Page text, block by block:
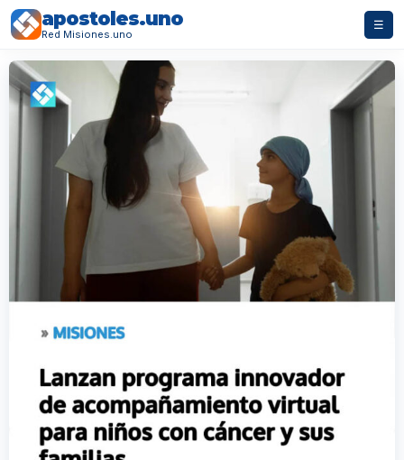
apostoles.uno
Red Misiones.uno
☰